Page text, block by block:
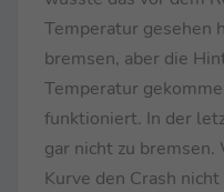
Temperatur gesehen
bremsen, aber die
Temperatur
funktioniert. In der
gar nicht zu
Kurve den Crash